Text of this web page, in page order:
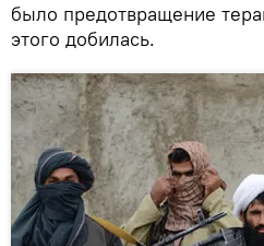
было предотвращение
этого добилась.